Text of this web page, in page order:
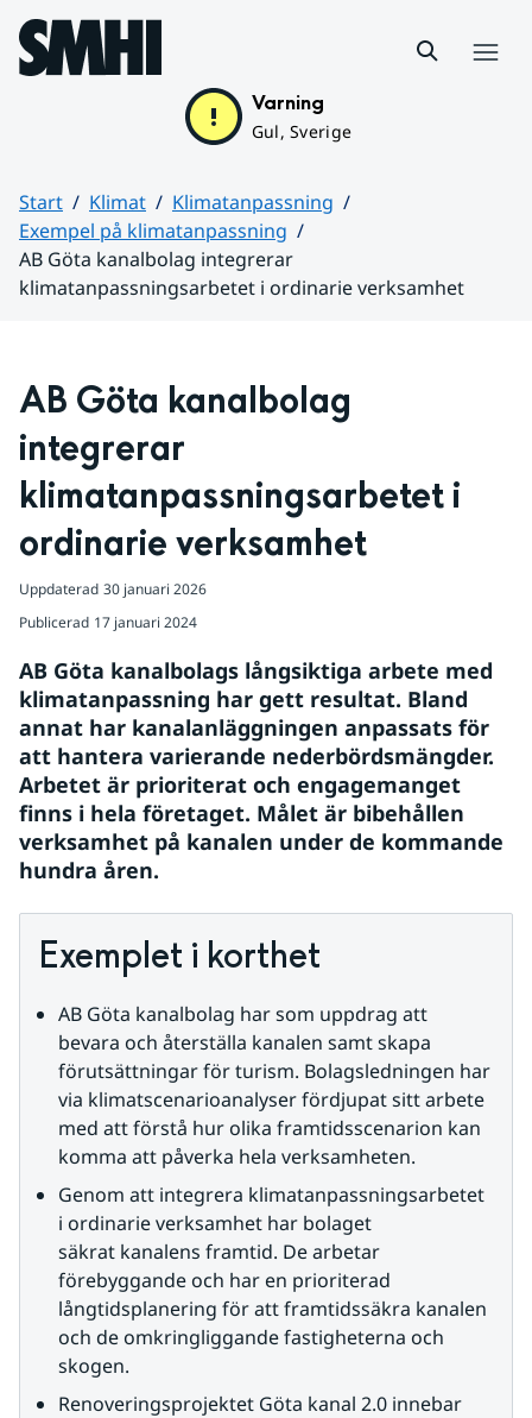
Hoppa till sidans innehåll
Varning
Gul, Sverige
Start Klimat
Klimatanpassning
Exempel på klimatanpassning
AB Göta kanalbolag integrerar
klimatanpassningsarbetet i ordinarie verksamhet
AB Göta kanalbolag
integrerar
klimatanpassningsarbetet i
ordinarie verksamhet
Uppdaterad 30 januari 2026
Publicerad 17 januari 2024
AB Göta kanalbolags långsiktiga arbete med
klimatanpassning har gett resultat. Bland
annat har kanalanläggningen anpassats för
att hantera varierande nederbördsmängder.
Arbetet är prioriterat och engagemanget
finns i hela företaget. Målet är bibehållen
verksamhet på kanalen under de kommande
hundra åren.
Exemplet i korthet
AB Göta kanalbolag har som uppdrag att
bevara och återställa kanalen samt skapa
förutsättningar för turism. Bolagsledningen har
via klimatscenarioanalyser fördjupat sitt arbete
med att förstå hur olika framtidsscenarion kan
komma att påverka hela verksamheten.
Genom att integrera klimatanpassningsarbetet
i ordinarie verksamhet har bolaget
säkrat kanalens framtid. De arbetar
förebyggande och har en prioriterad
långtidsplanering för att framtidssäkra kanalen
och de omkringliggande fastigheterna och
skogen.
Renoveringsprojektet Göta kanal 2.0 innebar